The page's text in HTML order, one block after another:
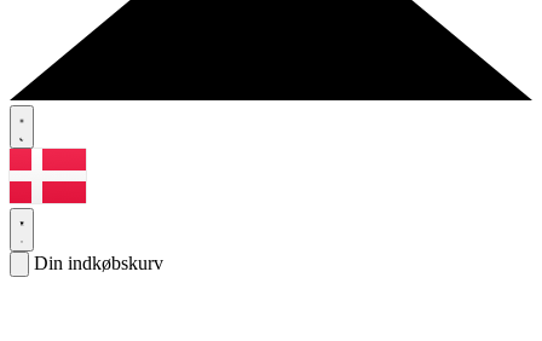
Din indkøbskurv